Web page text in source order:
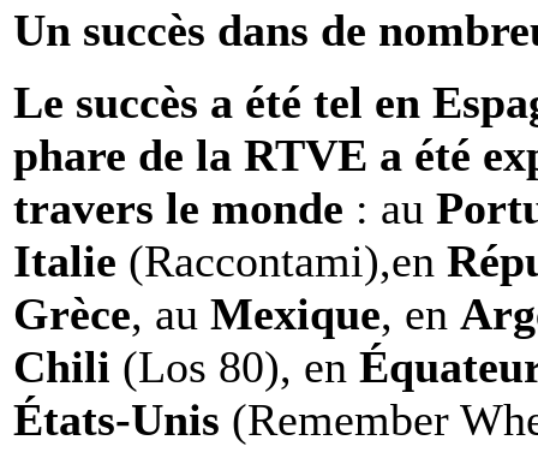
Un succès dans de
Le succès a été tel en
phare de la RTVE a été
travers le monde : au
Italie (Raccontami),en
Grèce, au Mexique, en
Chili (Los 80), en
États-Unis (Remember